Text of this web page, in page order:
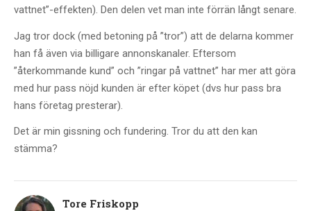
vattnet”-effekten). Den delen vet man inte förrän långt senare.
Jag tror dock (med betoning på ”tror”) att de delarna kommer
han få även via billigare annonskanaler. Eftersom
”återkommande kund” och ”ringar på vattnet” har mer att göra
med hur pass nöjd kunden är efter köpet (dvs hur pass bra
hans företag presterar).
Det är min gissning och fundering. Tror du att den kan
stämma?
Tore Friskopp